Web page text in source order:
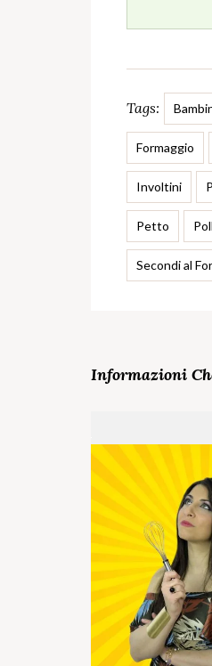
Tags:
Formaggio
Involtini
Petto
Secondi al
Informazioni